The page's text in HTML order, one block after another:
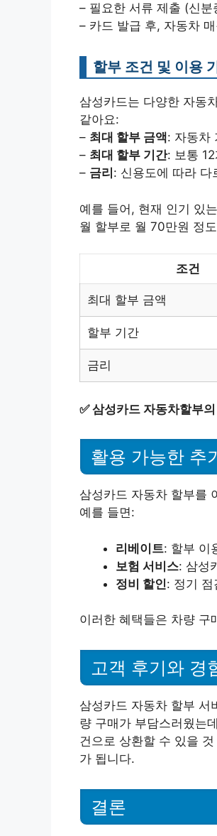
– 필요한 서류 제출 (신
– 카드 발급 후, 자동차
할부 조건 및 이용
삼성카드는 다양한 자동
같아요:
– 최대 할부 금액: 자동차
– 최대 할부 기간: 보통
– 금리 : 신용도에 따라 다
예를 들어, 현재 인기 있
월 할부로 월 70만원 정
조건
최대 할부 금액
할부 기간
금리
✅삼성카드 자동차할부
활용 가능한 추
삼성카드 자동차 할부를
예를 들면:
리베이트: 할부 이
보험 서비스: 삼성
정비 할인: 정기 점
이러한 혜택들은 차량 구
고객 후기와 경
삼성카드 자동차 할부 서
량 구매가 부담스러웠는
건으로 상환할 수 있을
가 됩니다.
결론